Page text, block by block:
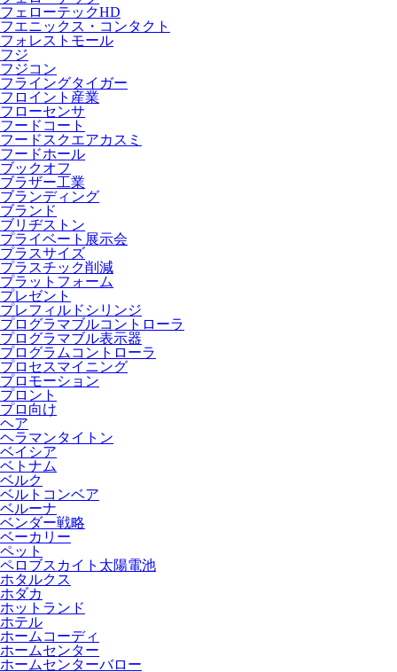
フェローテックHD
フエニックス・コンタクト
フォレストモール
フジ
フジコン
フライングタイガー
フロイント産業
フローセンサ
フードコート
フードスクエアカスミ
フードホール
ブックオフ
ブラザー工業
ブランディング
ブランド
ブリヂストン
プライベート展示会
プラスサイズ
プラスチック削減
プラットフォーム
プレゼント
プレフィルドシリンジ
プログラマブルコントローラ
プログラマブル表示器
プログラムコントローラ
プロセスマイニング
プロモーション
プロント
プロ向け
ヘア
ヘラマンタイトン
ベイシア
ベトナム
ベルク
ベルトコンベア
ベルーナ
ベンダー戦略
ベーカリー
ペット
ペロブスカイト太陽電池
ホタルクス
ホダカ
ホットランド
ホテル
ホームコーディ
ホームセンター
ホームセンターバロー